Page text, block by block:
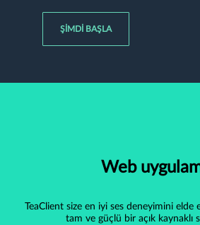
ŞIMDI BAŞLA
Web
TeaClient size en iyi ses deneyimini elde
tam ve güçlü bir açık kaynaklı